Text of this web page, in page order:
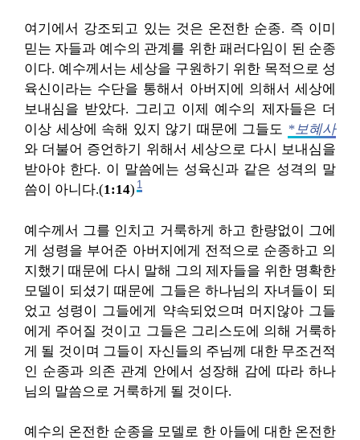
여기에서 강조되고 있는 것은 온전한 순종. 즉 이미
믿는 자들과 예수의 관계를 위한 패러다임이 된 순종
이다. 예수께서는 세상을 구원하기 위한 목적으로 성
육신이라는 수단을 통해서 아버지에 의해서 세상에
보내심을 받았다. 그리고 이제 예수의 제자들은 더
이상 세상에 속해 있지 않기 때문에 그들도 *보혜사
와 더불어 증언하기 위해서 세상으로 다시 보내심을
받아야 한다. 이 말씀에는 성육신과 같은 성격의 말
씀이 아니다.(1:14) 1
예수께서 그를 인치고 거룩하게 하고 한량없이 그에
게 성령을 부어준 아버지에게 전적으로 순종하고 의
지했기 때문에 다시 말해 그의 제자들을 위한 명확한
모델이 되셨기 때문에 그들은 하나님의 자녀들이 되
었고 성령이 그들에게 약속되었으며 머지않아 그들
에게 주어질 것이고 그들은 그리스도에 의해 거룩하
게 될 것이며 그들이 자신들의 주님께 대한 무조건적
인 순종과 의존 관계 안에서 성장해 감에 따라 하나
님의 말씀으로 거룩하게 될 것이다.
예수의 온전한 순종을 모델로 한 아들에 대한 온전한